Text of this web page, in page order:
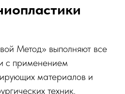
Метод» выполняют все
с применением
материалов и
техник.